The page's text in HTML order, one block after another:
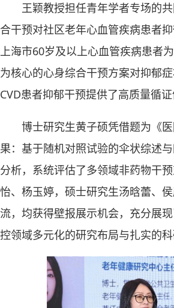
王颖教授担任青年学者专场的
合干预对社区老年心血管疾病患者
上海市60岁及以上心血管疾病患者
为核心的心身综合干预方案对抑郁
CVD患者抑郁干预提供了高质量循证
博士研究生黄子硕凭借题为《
果：基于随机对照试验的伞状综述
分析，系统评估了多领域非药物干
怡、杨玉婷，硕士研究生汤晗蕾、
流，均获得壁报展示机会，充分展
控领域多元化的研究布局与扎实的科